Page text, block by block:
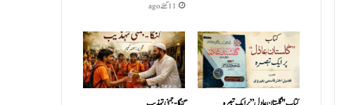
11 گھنٹے ago